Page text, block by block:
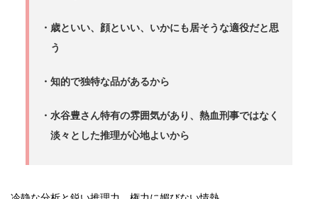
・歳といい、顔といい、いかにも居そうな適役だと思
う
・知的で独特な品があるから
・水谷豊さん特有の雰囲気があり、熱血刑事ではなく
淡々とした推理が心地よいから